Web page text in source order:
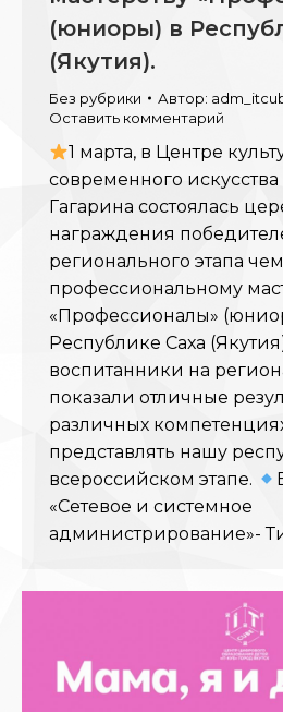
(юниоры) в
(Якутия).
Без рубрики Автор:
Оставить комментарий
1 марта, в Центре
современного
Гагарина состоялась
награждения
регионального этапа
профессиональному
«Профессионалы»
Республике Саха
воспитанники на
показали отличные
различных
представлять нашу
всероссийском этапе.
«Сетевое и системное
администрирование»-